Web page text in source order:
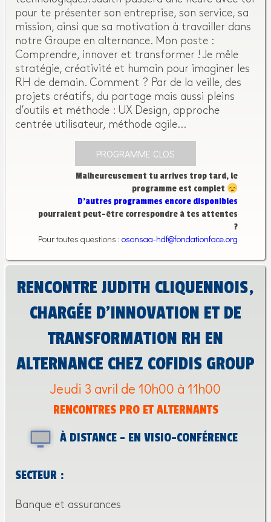
pour te présenter son entreprise, son service, sa
mission, ainsi que sa motivation à travailler dans
notre Groupe en alternance. Mon poste :
Comprendre, innover et transformer ! Je mêle
stratégie, créativité et humain pour imaginer les
RH de demain. Comment ? Par de la veille, des
projets créatifs, du partage mais aussi pleins
d’outils et méthode : UX Design, approche
centrée utilisateur, méthode agile…
PROGRAMME CLOS
Malheureusement tu arrives trop tard, le
programme est complet
D’autres programmes encore disponibles
pourraient peut-être correspondre à tes attentes
?
Pour toutes questions : osonsaa-hdf@fondationface.org
RENCONTRE JUDITH CLIQUENNOIS,
CHARGÉE D’INNOVATION ET DE
TRANSFORMATION RH EN
ALTERNANCE CHEZ COFIDIS GROUP
Jeudi 3 avril de 10h00 à 11h00
RENCONTRES PRO ET ALTERNANTS
À DISTANCE - EN VISIO-CONFÉRENCE
SECTEUR :
Banque et assurances